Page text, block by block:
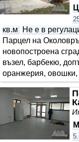
кв.м
Не е в
Парцел на
новопостроена
възел, барбекю,
оранжерия, овошки,